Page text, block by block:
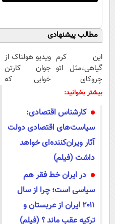
مطالب پیشنهادی
این کرم
گیاهی،مثل اتو
چروکای
پوستتوصاف
ویدیو هولناک از
جوان کارتن
خوابی که
بیشتر بخوانید:
کارشناس اقتصادی:
سیاست‌های اقتصادی دولت
آثار ویران‌کننده‌ای خواهد
داشت (فیلم)
در ایران خط فقر هم
سیاسی است؛ چرا از سال
۲۰۱۱ ایران از عربستان و
ترکیه عقب ماند ؟ (فیلم)